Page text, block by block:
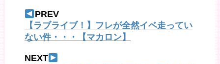
PREV
【ラブライブ！】フレが全然イベ走ってい
ない件・・・【マカロン】
NEXT